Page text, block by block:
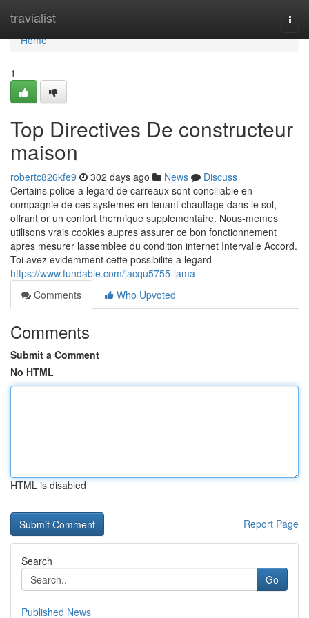
travialist
Home
Home
1
Top Directives De constructeur
maison
robertc826kfe9 302 days ago News
Discuss
Certains police a legard de carreaux sont conciliable en
compagnie de ces systemes en tenant chauffage dans le sol,
offrant or un confort thermique supplementaire. Nous-memes
utilisons vrais cookies aupres assurer ce bon fonctionnement
apres mesurer lassemblee du condition internet Intervalle Accord.
Toi avez evidemment cette possibilite a legard
https://www.fundable.com/jacqu5755-lama
Comments
Who Upvoted
Comments
Submit a Comment
No HTML
HTML is disabled
Report Page
Search
Go
Published News